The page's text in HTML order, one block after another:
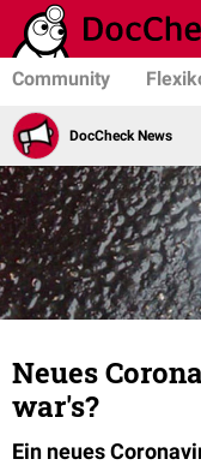
Community
DocCheck News
Neues
war's?
Ein neues